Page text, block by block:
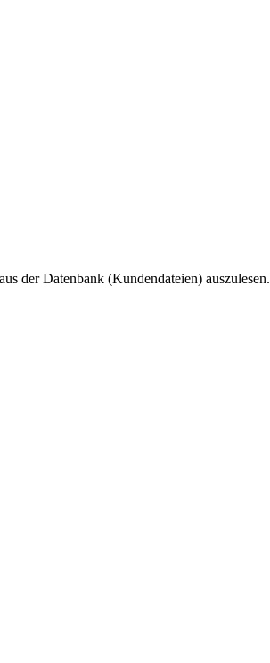
der Datenbank (Kundendateien) auszulesen.